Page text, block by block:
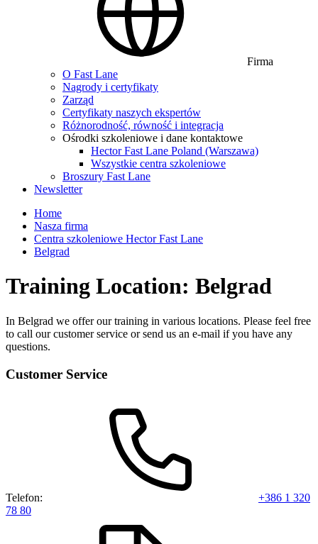
Firma
O Fast Lane
Nagrody i certyfikaty
Zarząd
Certyfikaty naszych ekspertów
Różnorodność, równość i integracja
Ośrodki szkoleniowe i dane kontaktowe
Hector Fast Lane Poland (Warszawa)
Wszystkie centra szkoleniowe
Broszury Fast Lane
Newsletter
Home
Nasza firma
Centra szkoleniowe Hector Fast Lane
Belgrad
Training Location: Belgrad
In Belgrad we offer our training in various locations. Please feel free
to call our customer service or send us an e-mail if you have any
questions.
Customer Service
Telefon:
+386 1 320
78 80